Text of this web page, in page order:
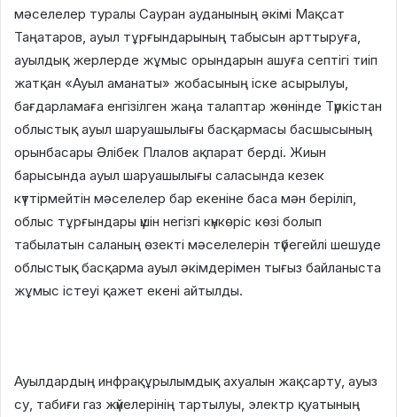
мәселелер туралы Сауран ауданының әкімі Мақсат
Таңатаров, ауыл тұрғындарының табысын арттыруға,
ауылдық жерлерде жұмыс орындарын ашуға септігі тиіп
жатқан «Ауыл аманаты» жобасының іске асырылуы,
бағдарламаға енгізілген жаңа талаптар жөнінде Түркістан
облыстық ауыл шаруашылығы басқармасы басшысының
орынбасары Әлібек Плалов ақпарат берді. Жиын
барысында ауыл шаруашылығы саласында кезек
күттірмейтін мәселелер бар екеніне баса мән беріліп,
облыс тұрғындары үшін негізгі күнкөріс көзі болып
табылатын саланың өзекті мәселелерін түбегейлі шешуде
облыстық басқарма ауыл әкімдерімен тығыз байланыста
жұмыс істеуі қажет екені айтылды.
Ауылдардың инфрақұрылымдық ахуалын жақсарту, ауыз
су, табиғи газ жүйелерінің тартылуы, электр қуатының